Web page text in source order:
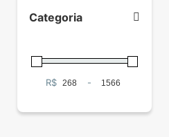
Categoria
Terapia
R$ Minimum Price
-Maximum Price